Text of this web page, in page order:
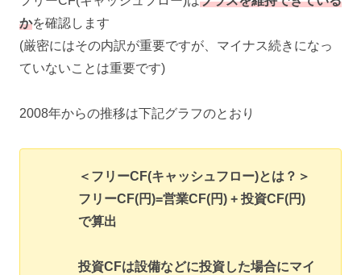
かを確認します
(厳密にはその内訳が重要ですが、マイナス続きになっ
ていないことは重要です)
2008年からの推移は下記グラフのとおり
＜フリーCF(キャッシュフロー)とは？＞
フリーCF(円)=営業CF(円) + 投資CF(円)
で算出
投資CFは設備などに投資した場合にマイ